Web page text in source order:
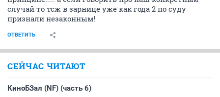
случай то тсж в зарнице уже как года 2 по суду
признали незаконным!
ОТВЕТИТЬ
СЕЙЧАС ЧИТАЮТ
КиноБЗал (NF) (часть 6)